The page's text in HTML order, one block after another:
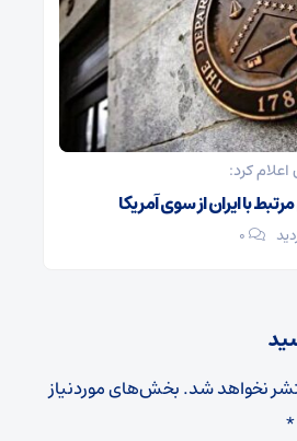
کرد:
با ایران از سوی آمریکا
۰
نخواهد شد.بخش‌های موردنیاز
*